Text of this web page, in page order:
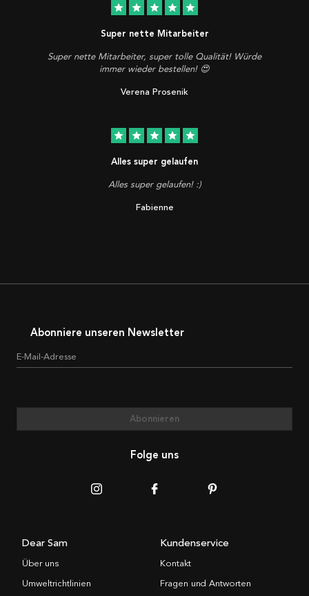
star star star star star
Super nette Mitarbeiter
Super nette Mitarbeiter, super tolle Qualität! Würde
immer wieder bestellen! 😍
Verena Prosenik
star star star star star
Alles super gelaufen
Alles super gelaufen! :)
Fabienne
Abonniere unseren Newsletter
E-Mail-Adresse
Abonnieren
Folge uns
Dear Sam
Über uns
Umweltrichtlinien
Kundenservice
Kontakt
Fragen und Antworten